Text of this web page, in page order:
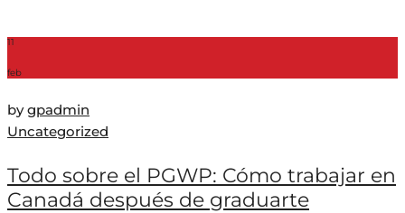
11
feb
bygpadmin
Uncategorized
Todo sobre el PGWP: Cómo trabajar en
Canadá después de graduarte